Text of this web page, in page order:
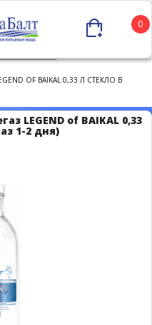
0
OF BAIKAL 0,33 Л СТЕКЛО В
LEGEND of BAIKAL 0,33
1-2 дня)